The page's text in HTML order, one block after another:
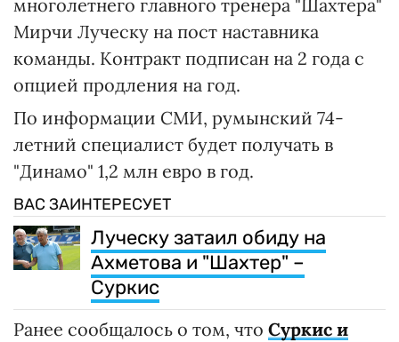
многолетнего главного тренера "Шахтера"
Мирчи Луческу на пост наставника
команды. Контракт подписан на 2 года с
опцией продления на год.
По информации СМИ, румынский 74-
летний специалист будет получать в
"Динамо" 1,2 млн евро в год.
ВАС ЗАИНТЕРЕСУЕТ
Луческу затаил обиду на
Ахметова и "Шахтер" –
Суркис
Ранее сообщалось о том, что Суркис и